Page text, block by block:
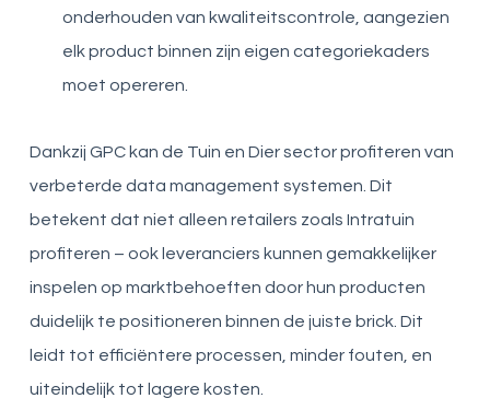
onderhouden van kwaliteitscontrole, aangezien
elk product binnen zijn eigen categoriekaders
moet opereren.
Dankzij GPC kan de Tuin en Dier sector profiteren van
verbeterde data management systemen. Dit
betekent dat niet alleen retailers zoals Intratuin
profiteren – ook leveranciers kunnen gemakkelijker
inspelen op marktbehoeften door hun producten
duidelijk te positioneren binnen de juiste brick. Dit
leidt tot efficiëntere processen, minder fouten, en
uiteindelijk tot lagere kosten.